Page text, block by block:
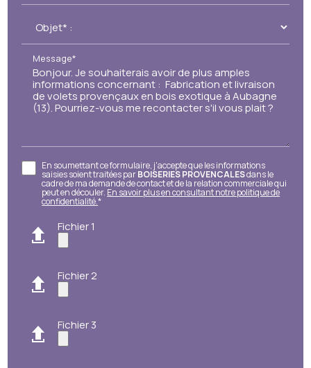
Message*
En soumettant ce formulaire, j'accepte que les informations
saisies soient traitées parBOISERIES PROVENCALESdans le
cadre de ma demande de contact et de la relation commerciale qui
peut en découler. En savoir plus en consultant notre politique de
confidentialité.*
Fichier 1
Fichier 2
Fichier 3